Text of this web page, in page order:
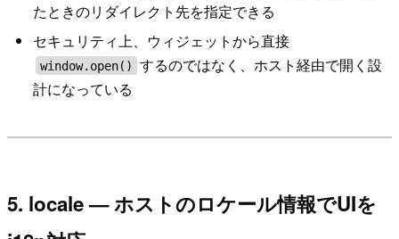
たときのリダイレクト先を指定できる
セキュリティ上、ウィジェットから直接
window.open()
するのではなく、ホスト経由で開く設
計になっている
5. locale — ホストのロケール情報でUIを